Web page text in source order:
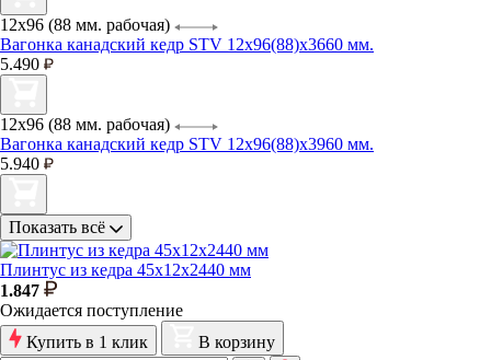
12х96 (88 мм. рабочая)
Вагонка канадский кедр STV 12х96(88)х3660 мм.
5.490
12х96 (88 мм. рабочая)
Вагонка канадский кедр STV 12х96(88)х3960 мм.
5.940
Показать всё
Плинтус из кедра 45х12х2440 мм
1.847
Ожидается поступление
Купить в 1 клик
В корзину